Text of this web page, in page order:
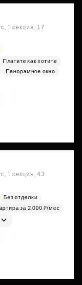
1 секция, 17
Платите как хотите
Панорамное окно
1 секция, 43
Без отделки
за 2 000 ₽/мес